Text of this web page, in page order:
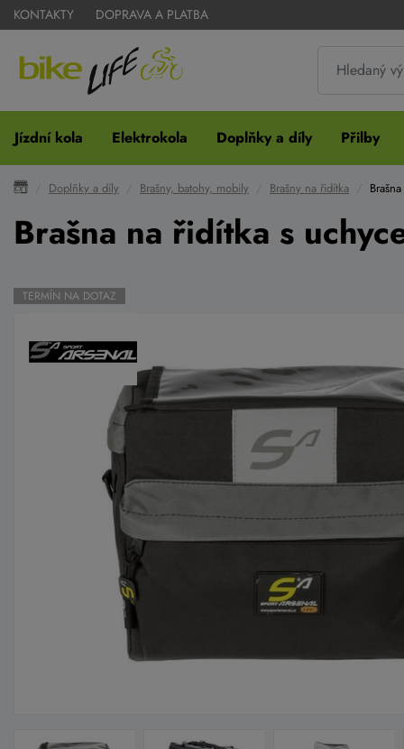
KONTAKTY DOPRAVA A PLATBA
Jízdní kola Elektrokola Doplňky a díly Přilby
Doplňky a díly Brašny, batohy, mobily Brašny na řidítka
Brašna na řidítka s
TERMÍN NA DOTAZ